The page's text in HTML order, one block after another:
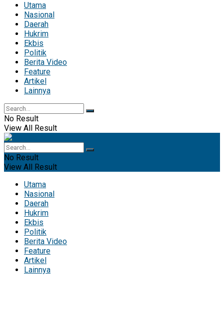
Utama
Nasional
Daerah
Hukrim
Ekbis
Politik
Berita Video
Feature
Artikel
Lainnya
No Result
View All Result
No Result
View All Result
Utama
Nasional
Daerah
Hukrim
Ekbis
Politik
Berita Video
Feature
Artikel
Lainnya